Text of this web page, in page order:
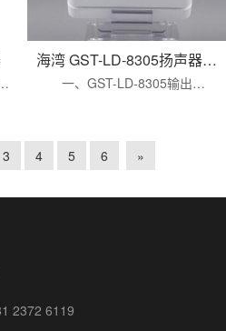
配套产品，YXG3-3型室内音箱为壁挂式安装音箱 二、BG...
海湾 GST-LD-8305扬声器监视模块 输入输出模块 风机广播卷帘模块
一、GST-LD-8305输出模块特点 GST-LD-8305型输出模块用于总线制消防应急广播系统中正常广播和消防广播间的切换。...
3 4 5 6 »
2372 6119